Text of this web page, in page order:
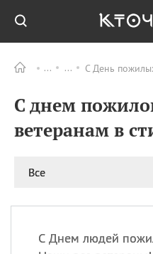
С День
С днем
ветеранам в
Все
С Днем людей